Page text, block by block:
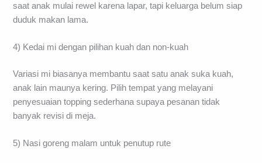
saat anak mulai rewel karena lapar, tapi keluarga belum siap
duduk makan lama.
4) Kedai mi dengan pilihan kuah dan non-kuah
Variasi mi biasanya membantu saat satu anak suka kuah,
anak lain maunya kering. Pilih tempat yang melayani
penyesuaian topping sederhana supaya pesanan tidak
banyak revisi di meja.
5) Nasi goreng malam untuk penutup rute